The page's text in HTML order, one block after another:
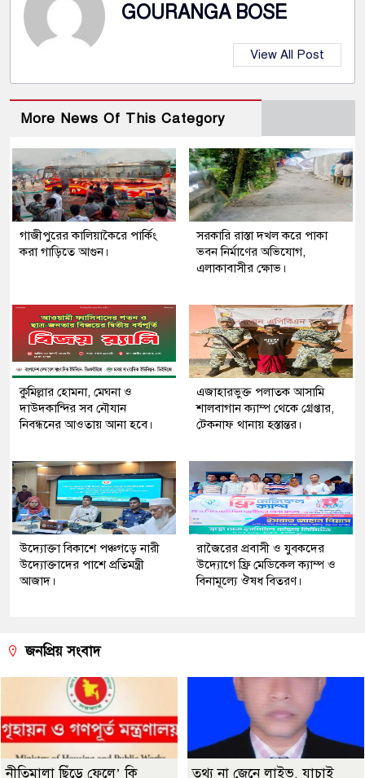
GOURANGA BOSE
View All Post
More News Of This Category
গাজীপুরের কালিয়াকৈরে পার্কিং
করা গাড়িতে আগুন।
সরকারি রাস্তা দখল করে পাকা
ভবন নির্মাণের অভিযোগ,
এলাকাবাসীর ক্ষোভ।
কুমিল্লার হোমনা, মেঘনা ও
দাউদকান্দির সব নৌযান
নিবন্ধনের আওতায় আনা হবে।
এজাহারভুক্ত পলাতক আসামি
শালবাগান ক্যাম্প থেকে গ্রেপ্তার,
টেকনাফ থানায় হস্তান্তর।
উদ্যোক্তা বিকাশে পঞ্চগড়ে নারী
উদ্যোক্তাদের পাশে প্রতিমন্ত্রী
আজাদ।
রাজৈরের‌ প্রবাসী ও যুবকদের
উদ্যোগে ফ্রি মেডিকেল ক্যাম্প ও
বিনামূল্যে ঔষধ বিতরণ।
জনপ্রিয় সংবাদ
নীতিমালা ছিঁড়ে ফেলে’ কি তথ্য না জেনে লাইভ, যাচাই